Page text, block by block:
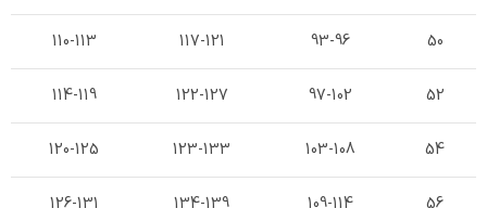
50
93-96
117-121
110-113
52
97-102
122-127
114-119
54
103-108
123-133
120-125